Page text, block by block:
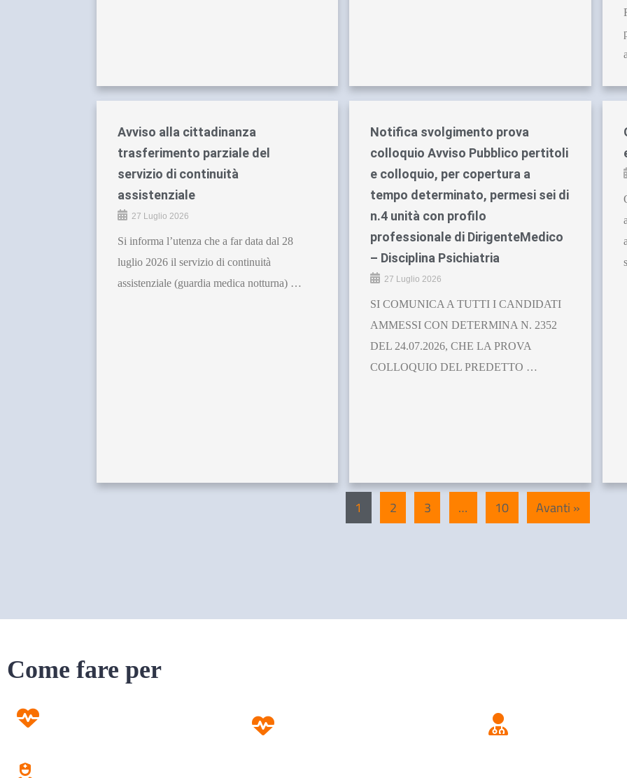
Avviso alla cittadinanza
trasferimento parziale del
servizio di continuità
assistenziale
27 Luglio 2026
Si informa l’utenza che a far data dal 28
luglio 2026 il servizio di continuità
assistenziale (guardia medica notturna) …
Notifica svolgimento prova
colloquio Avviso Pubblico pertitoli
e colloquio, per copertura a
tempo determinato, permesi sei di
n.4 unità con profilo
professionale di DirigenteMedico
– Disciplina Psichiatria
27 Luglio 2026
SI COMUNICA A TUTTI I CANDIDATI
AMMESSI CON DETERMINA N. 2352
DEL 24.07.2026, CHE LA PROVA
COLLOQUIO DEL PREDETTO …
1 2 3 … 10 Avanti »
Come fare per